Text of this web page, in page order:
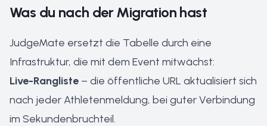
Was du nach der Migration hast
JudgeMate ersetzt die Tabelle durch eine
Infrastruktur, die mit dem Event mitwächst:
Live-Rangliste – die öffentliche URL aktualisiert sich
nach jeder Athletenmeldung, bei guter Verbindung
im Sekundenbruchteil.